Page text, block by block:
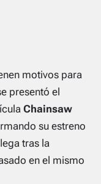
motivos para
presentó el
Chainsaw
su estreno
tras la
en el mismo